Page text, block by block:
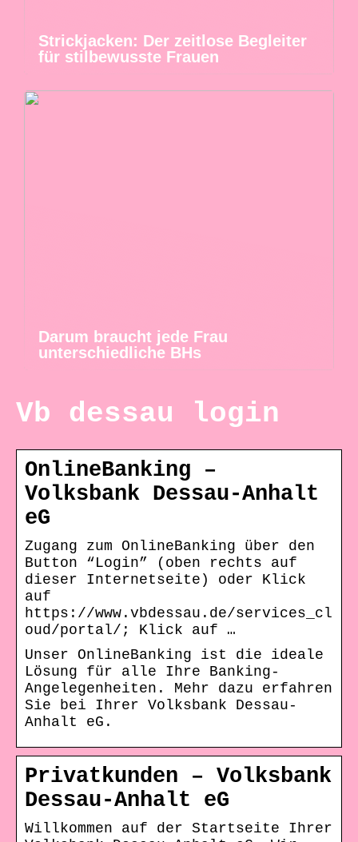
Strickjacken: Der zeitlose Begleiter
für stilbewusste Frauen
Darum braucht jede Frau
unterschiedliche BHs
Vb dessau login
OnlineBanking –
Volksbank Dessau-Anhalt
eG
Zugang zum OnlineBanking über den
Button “Login” (oben rechts auf
dieser Internetseite) oder Klick
auf
https://www.vbdessau.de/services_cl
oud/portal/; Klick auf …
Unser OnlineBanking ist die ideale
Lösung für alle Ihre Banking-
Angelegenheiten. Mehr dazu erfahren
Sie bei Ihrer Volksbank Dessau-
Anhalt eG.
Privatkunden – Volksbank
Dessau-Anhalt eG
Willkommen auf der Startseite Ihrer